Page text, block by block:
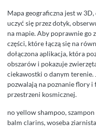
Mapa geograficzna jest w
uczyć się przez dotyk,
na mapie. Aby poprawnie go
części, które łączą się na
dołączona aplikacja, która
obszarów i pokazuje
ciekawostki o danym
pozwalają na poznanie flory
przestrzeni kosmicznej.
no yellow shampoo,
balm clarins, woseba